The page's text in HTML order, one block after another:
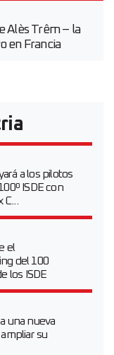
Alès Trêm – la
en Francia
a los pilotos
ISDE con
el
del 100
los ISDE
una nueva
su